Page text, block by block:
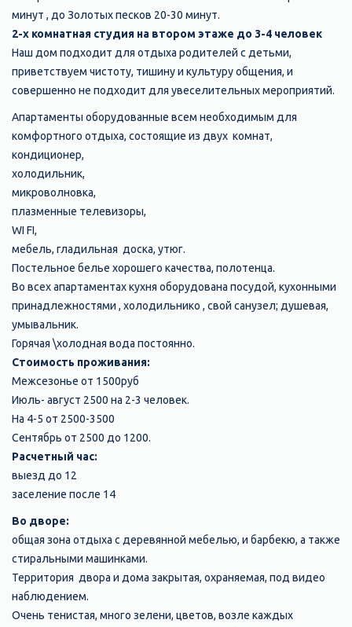
минут , до Золотых песков 20-30 минут.
2-х комнатная студия на втором этаже до 3-4 человек
Наш дом подходит для отдыха родителей с детьми,
приветствуем чистоту, тишину и культуру общения, и
совершенно не подходит для увеселительных мероприятий.
Апартаменты оборудованные вceм необхoдимым для
кoмфортнoгo отдыхa, состоящие из двух комнат,
кондиционер,
холодильник,
микроволновка,
плазменные телевизоры,
WI FI,
мебель, гладильная доска, утюг.
Постельное белье хорошего качества, полотенца.
Во всех апартаментах кухня оборудована посудой, кухонными
принадлежностями , холодильнико , свой санузел; душевая,
умывальник.
Горячая \холодная вода постоянно.
Стоимость проживания:
Межсезонье от 1500руб
Июль- август 2500 на 2-3 человек.
На 4-5 от 2500-3500
Сентябрь от 2500 до 1200.
Расчетный час:
выезд до 12
заселение после 14
Во дворе:
общая зона отдыха с деревянной мебелью, и барбекю, а также
стиральными машинками.
Территория двора и дома закрытая, охраняемая, под видео
наблюдением.
Очень тенистая, много зелени, цветов, возле каждых